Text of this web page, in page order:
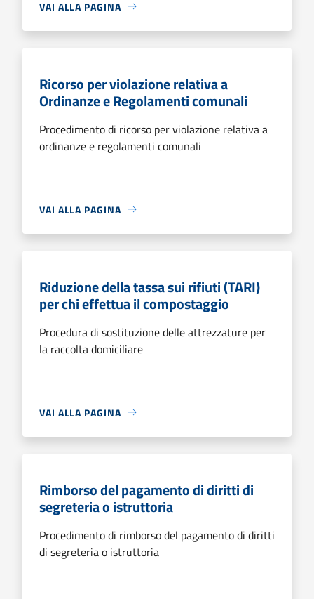
VAI ALLA PAGINA
Ricorso per violazione relativa a
Ordinanze e Regolamenti comunali
Procedimento di ricorso per violazione relativa a
ordinanze e regolamenti comunali
VAI ALLA PAGINA
Riduzione della tassa sui rifiuti (TARI)
per chi effettua il compostaggio
Procedura di sostituzione delle attrezzature per
la raccolta domiciliare
VAI ALLA PAGINA
Rimborso del pagamento di diritti di
segreteria o istruttoria
Procedimento di rimborso del pagamento di diritti
di segreteria o istruttoria